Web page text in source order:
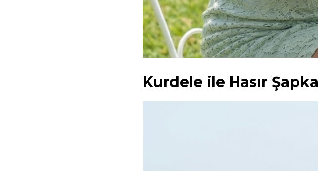
Kurdele ile Hasır Şapka